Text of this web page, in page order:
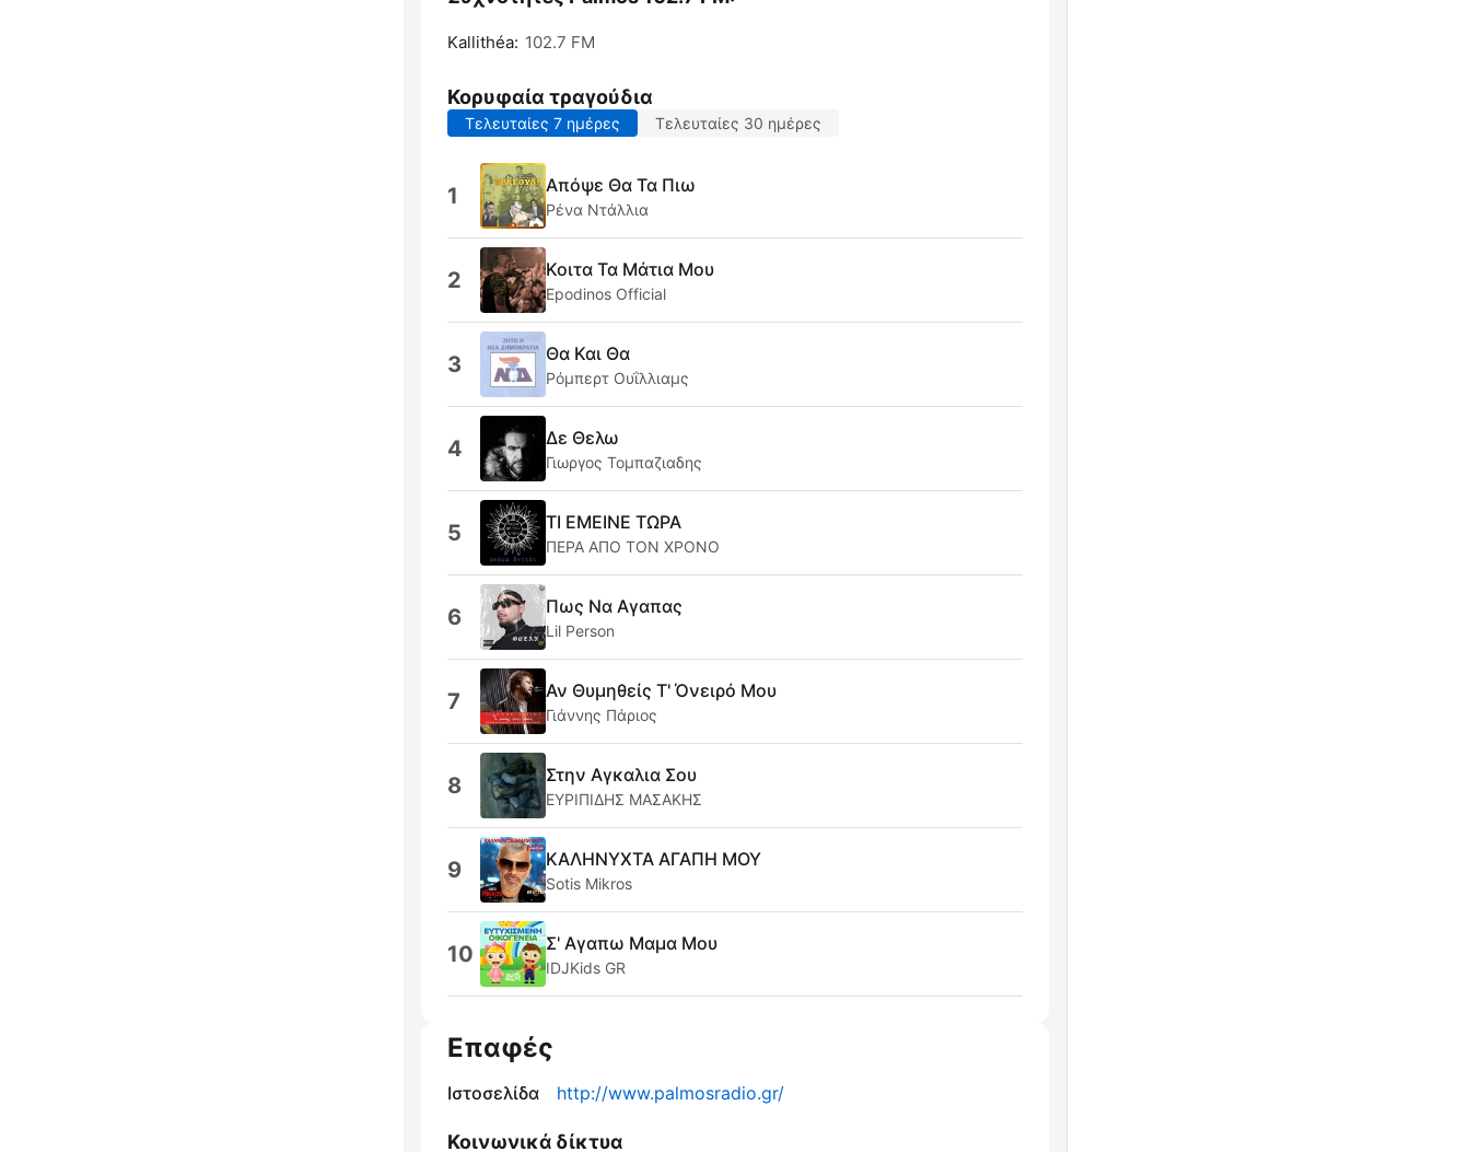
Kallithéa: 102.7 FM
Κορυφαία τραγούδια
Τελευταίες 7 ημέρες Τελευταίες 30 ημέρες
1 Απόψε Θα Τα Πιω
Ρένα Ντάλλια
2 Κοιτα Τα Μάτια Μου
Epodinos Official
3 Θα Και Θα
Ρόμπερτ Ουΐλλιαμς
4 Δε Θελω
Γιωργος Τομπαζιαδης
5 ΤΙ ΕΜΕΙΝΕ ΤΩΡΑ
ΠΕΡΑ ΑΠΟ ΤΟΝ ΧΡΟΝΟ
6 Πως Να Αγαπας
Lil Person
7 Αν Θυμηθείς Τ' Όνειρό Μου
Γιάννης Πάριος
8 Στην Αγκαλια Σου
ΕΥΡΙΠΙΔΗΣ ΜΑΣΑΚΗΣ
9 ΚΑΛΗΝΥΧΤΑ ΑΓΑΠΗ ΜΟΥ
Sotis Mikros
10 Σ' Αγαπω Μαμα Μου
IDJKids GR
Επαφές
Ιστοσελίδα http://www.palmosradio.gr/
Κοινωνικά δίκτυα